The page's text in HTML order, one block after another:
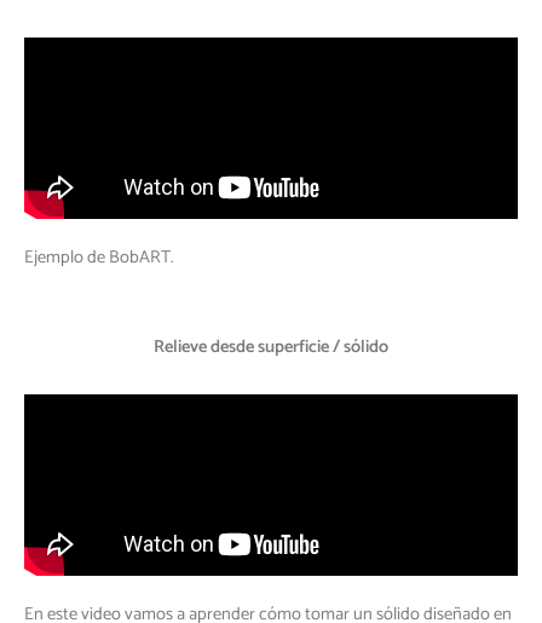
Ejemplo de BobART.
Relieve desde superficie / sólido
En este video vamos a aprender cómo tomar un sólido diseñado en